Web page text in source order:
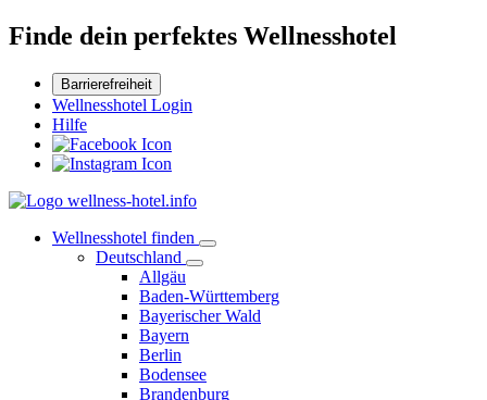
Finde dein perfektes Wellnesshotel
Barrierefreiheit
Wellnesshotel Login
Hilfe
Wellnesshotel finden
Deutschland
Allgäu
Baden-Württemberg
Bayerischer Wald
Bayern
Berlin
Bodensee
Brandenburg